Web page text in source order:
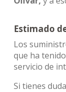
Estimado
Los
que ha
servicio de
Si tienes